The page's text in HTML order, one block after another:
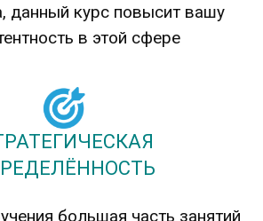
данный курс повысит вашу
в этой сфере
большая часть занятий